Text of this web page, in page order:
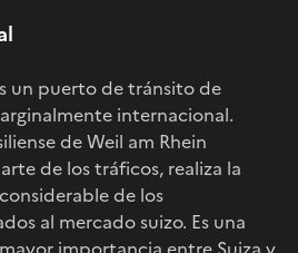
un puerto de tránsito de
internacional.
de Weil am Rhein
de los tráficos, realiza la
de los
al mercado suizo. Es una